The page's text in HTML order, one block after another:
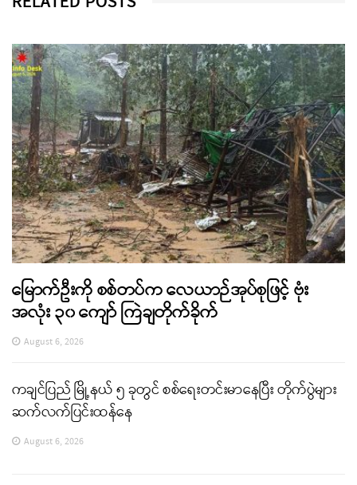
မြောက်ဦးကို စစ်တပ်က လေယာဉ်အုပ်စုဖြင့် ဗုံး
အလုံး ၃၀ ကျော် ကြဲချတိုက်ခိုက်
August 6, 2026
ကချင်ပြည် မြို့နယ် ၅ ခုတွင် စစ်ရေးတင်းမာနေပြီး တိုက်ပွဲများ
ဆက်လက်ပြင်းထန်နေ
August 6, 2026